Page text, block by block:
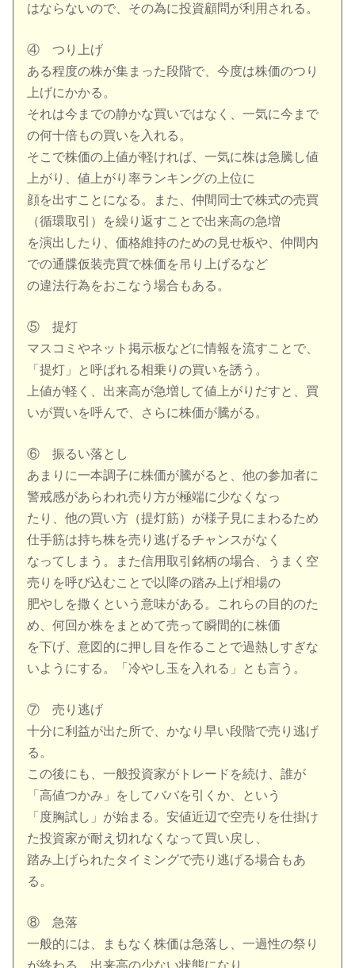
はならないので、その為に投資顧問が利用される。
④ つり上げ
ある程度の株が集まった段階で、今度は株価のつり
上げにかかる。
それは今までの静かな買いではなく、一気に今まで
の何十倍もの買いを入れる。
そこで株価の上値が軽ければ、一気に株は急騰し値
上がり、値上がり率ランキングの上位に
顔を出すことになる。また、仲間同士で株式の売買
（循環取引）を繰り返すことで出来高の急増
を演出したり、価格維持のための見せ板や、仲間内
での通牒仮装売買で株価を吊り上げるなど
の違法行為をおこなう場合もある。
⑤ 提灯
マスコミやネット掲示板などに情報を流すことで、
「提灯」と呼ばれる相乗りの買いを誘う。
上値が軽く、出来高が急増して値上がりだすと、買
いが買いを呼んで、さらに株価が騰がる。
⑥ 振るい落とし
あまりに一本調子に株価が騰がると、他の参加者に
警戒感があらわれ売り方が極端に少なくなっ
たり、他の買い方（提灯筋）が様子見にまわるため
仕手筋は持ち株を売り逃げるチャンスがなく
なってしまう。また信用取引銘柄の場合、うまく空
売りを呼び込むことで以降の踏み上げ相場の
肥やしを撒くという意味がある。これらの目的のた
め、何回か株をまとめて売って瞬間的に株価
を下げ、意図的に押し目を作ることで過熱しすぎな
いようにする。「冷やし玉を入れる」とも言う。
⑦ 売り逃げ
十分に利益が出た所で、かなり早い段階で売り逃げ
る。
この後にも、一般投資家がトレードを続け、誰が
「高値つかみ」をしてババを引くか、という
「度胸試し」が始まる。安値近辺で空売りを仕掛け
た投資家が耐え切れなくなって買い戻し、
踏み上げられたタイミングで売り逃げる場合もあ
る。
⑧ 急落
一般的には、まもなく株価は急落し、一過性の祭り
が終わる。出来高の少ない状態になり、